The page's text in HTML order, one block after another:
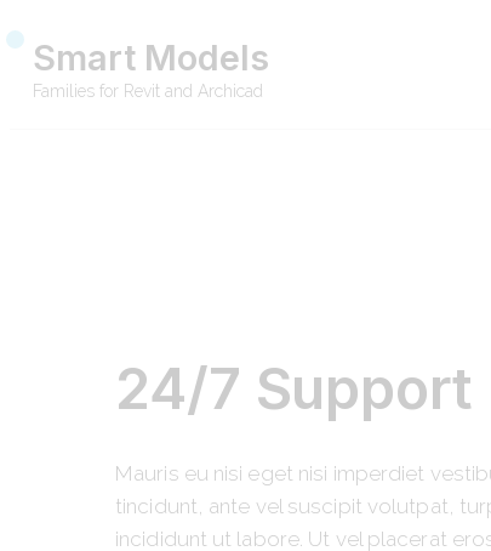
Smart Models
Families for Revit and Archicad
24/7 Support
Mauris eu nisi eget nisi imperdiet
tincidunt, ante vel suscipit volutpat,
incididunt ut labore. Ut vel placerat